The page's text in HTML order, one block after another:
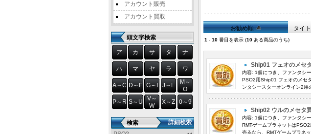
アカウント販売
アカウント買取
頭文字検索
ア カ サ タ ナ
ハ マ ヤ ラ ワ
A～C D～F G～I J～L
M～
O
P～R S～U
V～
W
X～Z 0～9
検索 詳細検索
お勧め順 タイ
1 - 10番目を表示 (10ある商品のうち)
Ship01 フェオのメセ
内容: 1個につき、ファンタシ
PSO2用Ship01 フェオのメセ
ンタシースターオンライン2用
Ship02 ウルのメセタ
内容: 1個につき、ファンタシ
RMTゲームプラネットは
売るなら、RMTゲームプラネ